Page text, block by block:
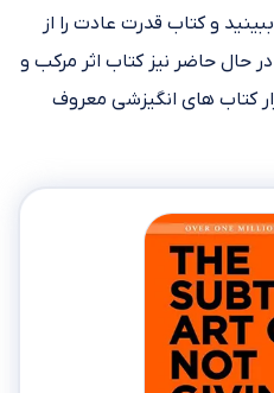
و کتاب قدرت عادت را از
حال حاضر نیز کتاب اثر مرکب و
کتاب های انگیزشی معروف